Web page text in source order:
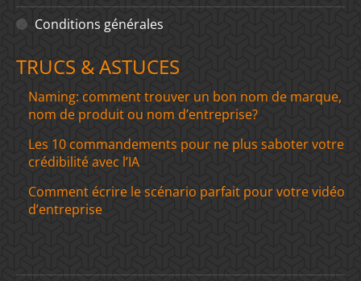
Conditions générales
TRUCS & ASTUCES
Naming: comment trouver un bon nom de marque,
nom de produit ou nom d’entreprise?
Les 10 commandements pour ne plus saboter votre
crédibilité avec l’IA
Comment écrire le scénario parfait pour votre vidéo
d’entreprise